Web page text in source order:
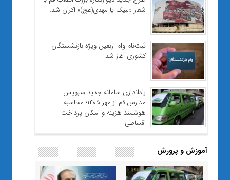
شعار «لبیک یا مهدی(عج)» اکران شد.
ثبت‌نام وام اربعین ویژه بازنشستگان
کشوری آغاز شد
راه‌اندازی سامانه جدید سرویس
مدارس قم از مهر ۱۴۰۵؛ محاسبه
هوشمند هزینه و امکان پرداخت
اقساطی
آموزش و پرورش